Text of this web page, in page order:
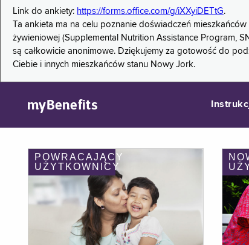
Link do ankiety: https://forms.office.com/g/iXXyiDETtG.
Ta ankieta ma na celu poznanie doświadczeń
żywieniowej (Supplemental Nutrition Assistance Program,
są całkowicie anonimowe. Dziękujemy za gotowość do
Ciebie i innych mieszkańców stanu Nowy Jork.
myBenefits
POWRACAJĄCY
UŻYTKOWNICY